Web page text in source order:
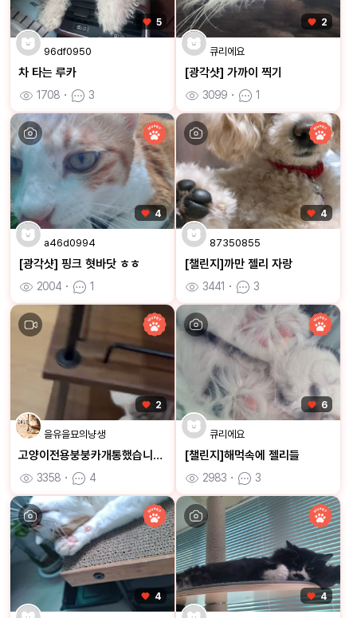
5
96df0950
차 타는 루카
1708 ㆍ 3
2
큐리에요
[광각샷] 가까이 찍기
3099 ㆍ 1
4
a46d0994
[광각샷] 핑크 혓바닷 ㅎㅎ
2004 ㆍ 1
4
87350855
[챌린지]까만 젤리 자랑
3441 ㆍ 3
2
을유을묘의냥생
고양이전용붕붕카개통했습니다ㅋㅋ
3358 ㆍ 4
6
큐리에요
[챌린지]해먹속에 젤리들
2983 ㆍ 3
4 4